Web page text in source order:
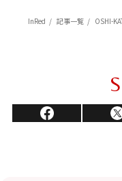
InRed 記事一覧 OSHI-
S